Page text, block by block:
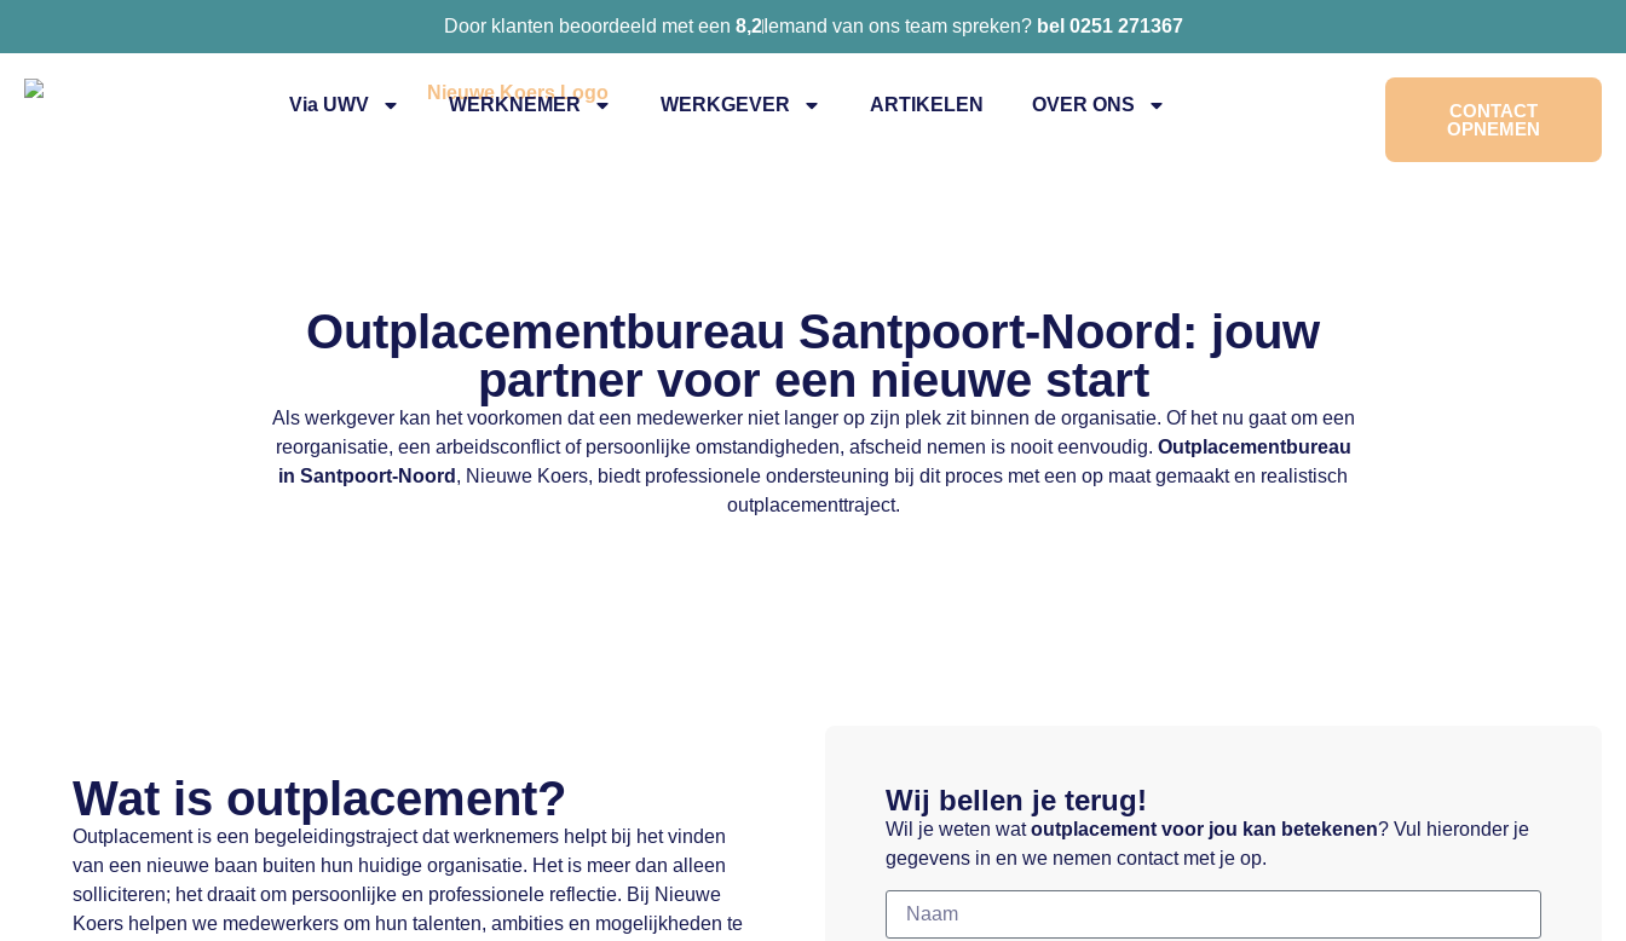
Door klanten beoordeeld met een 8,2Iemand van ons team spreken? bel 0251 271367
Via UWV WERKNEMER WERKGEVER ARTIKELEN OVER ONS
CONTACT
OPNEMEN
Outplacementbureau Santpoort-Noord: jouw
partner voor een nieuwe start
Als werkgever kan het voorkomen dat een medewerker niet langer op zijn plek zit binnen de organisatie. Of het nu gaat om een
reorganisatie, een arbeidsconflict of persoonlijke omstandigheden, afscheid nemen is nooit eenvoudig. Outplacementbureau
in Santpoort-Noord , Nieuwe Koers, biedt professionele ondersteuning bij dit proces met een op maat gemaakt en realistisch
outplacementtraject.
Wat is outplacement?
Outplacement is een begeleidingstraject dat werknemers helpt bij het vinden
van een nieuwe baan buiten hun huidige organisatie. Het is meer dan alleen
solliciteren; het draait om persoonlijke en professionele reflectie. Bij Nieuwe
Koers helpen we medewerkers om hun talenten, ambities en mogelijkheden te
Wij bellen je terug!
Wil je weten watoutplacement voor jou kan betekenen? Vul hieronder je
gegevens in en we nemen contact met je op.